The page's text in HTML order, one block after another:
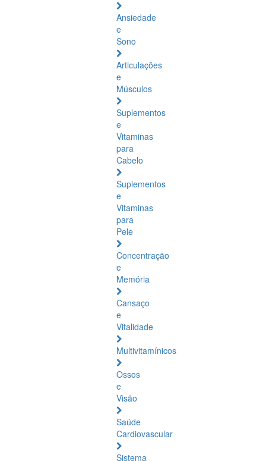
Ansiedade
e
Sono
Articulações
e
Músculos
Suplementos
e
Vitaminas
para
Cabelo
Suplementos
e
Vitaminas
para
Pele
Concentração
e
Memória
Cansaço
e
Vitalidade
Multivitamínicos
Ossos
e
Visão
Saúde
Cardiovascular
Sistema